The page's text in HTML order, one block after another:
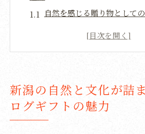
自然を感じる贈り物として
文化的背景を持つアイテムの
新潟の魅力を体感できる特
地元産の新潟米を贈り物に選ぶ
新潟の自然と文化が詰
ログギフトの魅力